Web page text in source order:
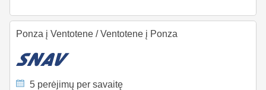
Ponza į Ventotene /Ventotene į Ponza
5 perėjimų per savaitę